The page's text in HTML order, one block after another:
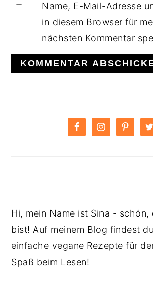
Name, E-Mail-Adresse
in diesem Browser für
nächsten Kommentar
PRIMARY
SIDEBAR
Hi, mein Name ist Sina - schön,
bist! Auf meinem Blog findest
einfache vegane Rezepte für
Spaß beim Lesen!